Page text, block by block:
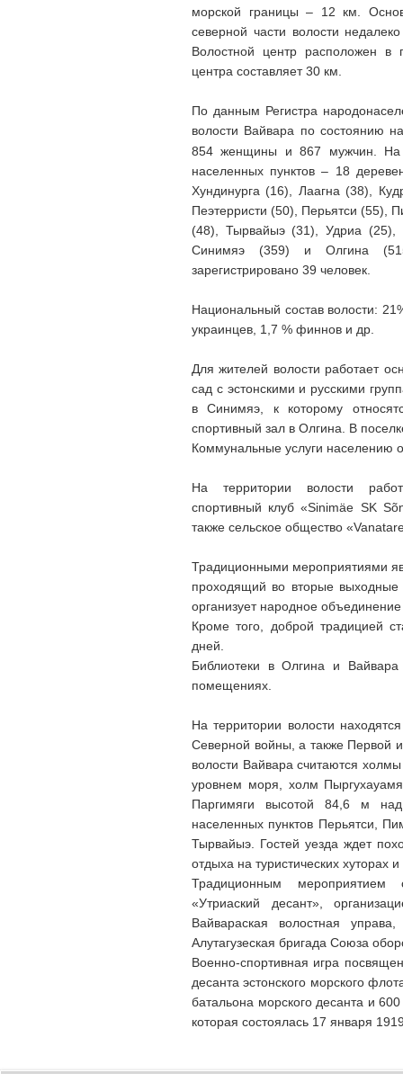
морской границы – 12 км.
северной части волости
Волостной центр расположен в
центра составляет 30 км.
По данным Регистра
волости Вайвара по состоянию
854 женщины и 867 мужчин. На
населенных пунктов – 18
Хундинурга (16), Лаагна (38),
Пеэтерристи (50), Перьятси (55),
(48), Тырвайыэ (31), Удриа (25),
Синимяэ (359) и Олгина
зарегистрировано 39 человек.
Национальный состав волости:
украинцев, 1,7 % финнов и др.
Для жителей волости работает
сад с эстонскими и русскими
в Синимяэ, к которому
спортивный зал в Олгина. В
Коммунальные услуги населению
На территории волости
спортивный клуб «Sinimäe SK
также сельское общество
Традиционными мероприятиями
проходящий во вторые
организует народное
Кроме того, доброй традицией
дней.
Библиотеки в Олгина и Вайвара
помещениях.
На территории волости
Северной войны, а также Первой
волости Вайвара считаются
уровнем моря, холм
Паргимяги высотой 84,6 м
населенных пунктов Перьятси,
Тырвайыэ. Гостей уезда ждет
отдыха на туристических хуторах
Традиционным мероприятием
«Утриаский десант»,
Вайвараская волостная
Алутагузеская бригада Союза
Военно-спортивная игра
десанта эстонского морского
батальона морского десанта и
которая состоялась 17 января